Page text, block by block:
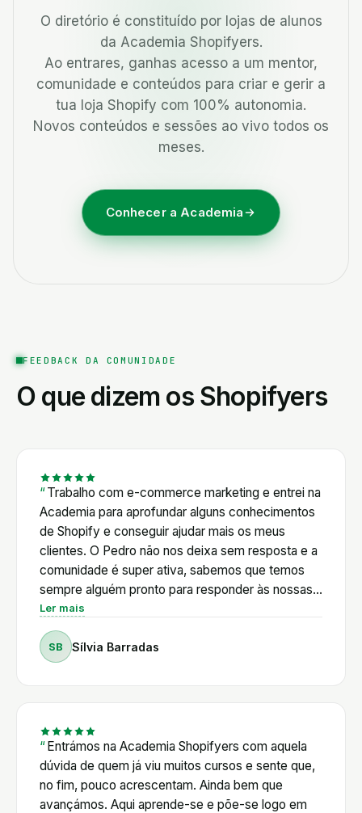
O diretório é constituído por lojas de alunos
da Academia Shopifyers.
Ao entrares, ganhas acesso a um mentor,
comunidade e conteúdos para criar e gerir a
tua loja Shopify com 100% autonomia.
Novos conteúdos e sessões ao vivo todos os
meses.
Conhecer a Academia
FEEDBACK DA COMUNIDADE
O que dizem os Shopifyers
Trabalho com e-commerce marketing e entrei na
Academia para aprofundar alguns conhecimentos
de Shopify e conseguir ajudar mais os meus
clientes. O Pedro não nos deixa sem resposta e a
comunidade é super ativa, sabemos que temos
sempre alguém pronto para responder às nossas
dúvidas. Além disso, o Pedro é muito proativo em
relação às novidades de Shopify e cria com
frequência tutoriais de acordo com as mudanças
da plataforma e a nível legal também. E está
sozinha. Os vários cursos também não se limitam
a Shopify e este para mim é um grande plus.
Existem masterclasses de vários temas
relacionados com e-commerce: email marketing,
SEO, influencers, anúncios. Vou no meu segundo
Ler mais
SB Sílvia Barradas
Entrámos na Academia Shopifyers com aquela
dúvida de quem já viu muitos cursos e sente que,
no fim, pouco acrescentam. Ainda bem que
avançámos. Aqui aprende-se e põe-se logo em